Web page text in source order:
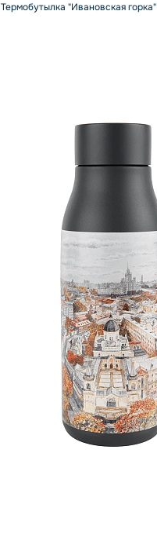
Термобутылка "Ивановская горка"